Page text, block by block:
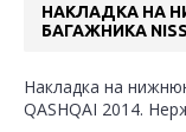
НАКЛАДКА НА
БАГАЖНИКА
Накладка на
QASHQAI 2014.